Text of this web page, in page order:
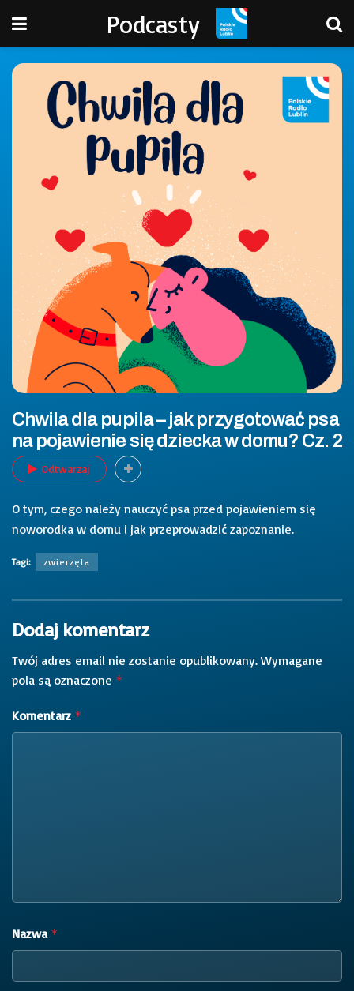
Podcasty
Chwila dla pupila – jak przygotować psa
na pojawienie się dziecka w domu? Cz. 2
Odtwarzaj
O tym, czego należy nauczyć psa przed pojawieniem się
noworodka w domu i jak przeprowadzić zapoznanie.
Tagi: zwierzęta
Dodaj komentarz
Twój adres email nie zostanie opublikowany. Wymagane
pola są oznaczone *
Komentarz *
Nazwa *